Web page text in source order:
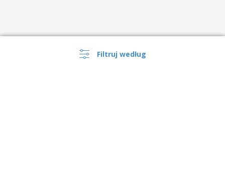
Filtruj według